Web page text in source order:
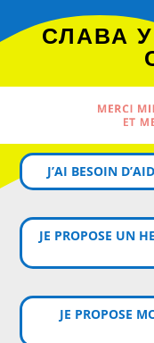
СЛАВА
MERCI
ET
J’AI BESOIN
JE PROPOSE UN
JE